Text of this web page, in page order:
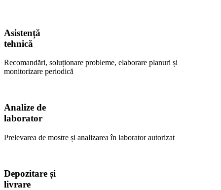
Asistență
tehnică
Recomandări, soluționare probleme, elaborare planuri și
monitorizare periodică
Analize de
laborator
Prelevarea de mostre și analizarea în laborator autorizat
Depozitare și
livrare